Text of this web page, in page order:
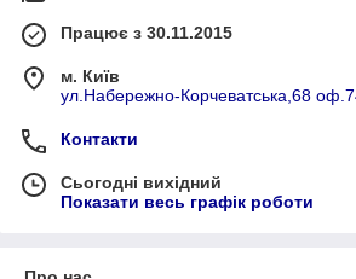
Працює з 30.11.2015
м. Київ
ул.Набережно-Корчеватська,68
Контакти
Сьогодні вихідний
Показати весь графік роботи